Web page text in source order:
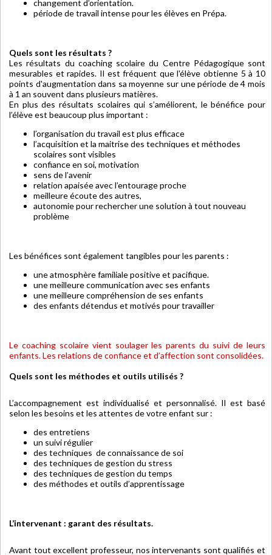
changement d’orientation.
période de travail intense pour les élèves en Prépa.
Quels sont les résultats ?
Les résultats du coaching scolaire du Centre Pédagogique sont
mesurables et rapides. Il est fréquent que l'élève obtienne 5 à 10
points d'augmentation dans sa moyenne sur une période de 4 mois
à 1 an souvent dans plusieurs matières.
En plus des résultats scolaires qui s’améliorent, le bénéfice pour
l’élève est beaucoup plus important :
l’organisation du travail est plus efficace
l’acquisition et la maitrise des techniques et méthodes
scolaires sont visibles
confiance en soi, motivation
sens de l’avenir
relation apaisée avec l’entourage proche
meilleure écoute des autres,
autonomie pour rechercher une solution à tout nouveau
problème
Les bénéfices sont également tangibles pour les parents :
une atmosphère familiale positive et pacifique.
une meilleure communication avec ses enfants
une meilleure compréhension de ses enfants
des enfants détendus et motivés pour travailler
Le coaching scolaire vient soulager les parents du suivi de leurs
enfants. Les relations de confiance et d’affection sont consolidées.
Quels sont les méthodes et outils utilisés ?
L’accompagnement est individualisé et personnalisé. Il est basé
selon les besoins et les attentes de votre enfant sur :
des entretiens
un suivi régulier
des techniques de connaissance de soi
des techniques de gestion du stress
des techniques de gestion du temps
des méthodes et outils d’apprentissage
L’intervenant : garant des résultats.
Avant tout excellent professeur, nos intervenants sont qualifiés et